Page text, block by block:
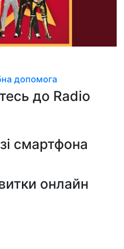
допомога
до Radio
смартфона
онлайн